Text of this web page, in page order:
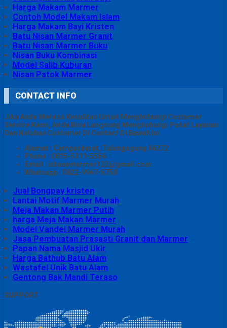
Harga Makam Marmer
Contoh Model Makam Islam
Harga Makam Bayi Kristen
Batu Nisan Marmer Granit
Batu Nisan Marmer Buku
Nisan Buku Kombinasi
Model Salib Kuburan
Nisan Patok Marmer
CONTACT INFO
Jika Anda Merasa Kesulitan Untuk Menghubungi Customer
Service Kami, Anda Bisa Langsung Menghubungi Pusat Layanan
Dan Keluhan Customer Di Contact Di Bawah Ini
Alamat : Campurdarat, Tulungagung 66272
Phone : 0815-5311-5556
Email : istanamarmer123@gmail.com
Whatsapp : 0822-9967-5758
Jual Bongpay kristen
Lantai Motif Marmer Murah
Meja Makan Marmer Putih
harga Meja Makan Marmer
Model Vandel Marmer Murah
Jasa Pembuatan Prasasti Granit dan Marmer
Papan Nama Masjid Ukir
Harga Bathub Batu Alam
Wastafel Unik Batu Alam
Gentong Bak Mandi Teraso
SUPPORT